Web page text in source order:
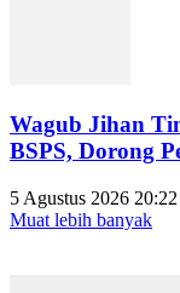
Wagub Jihan
BSPS, Dorong
5 Agustus 2026 20:22
Muat lebih banyak